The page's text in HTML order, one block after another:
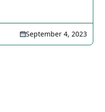
September 4, 2023